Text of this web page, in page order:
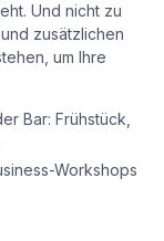
Und nicht zu
zusätzlichen
um Ihre
Bar: Frühstück,
Workshops